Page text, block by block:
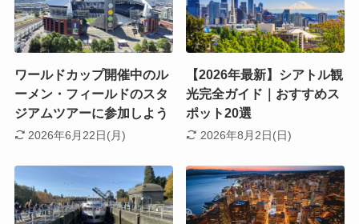
ワールドカップ開催中のル
ーメン・フィールドのスタ
ジアムツアーに参加しよう
2026年6月22日(月)
【2026年最新】シアトル観
光完全ガイド｜おすすめス
ポット20選
2026年8月2日(日)